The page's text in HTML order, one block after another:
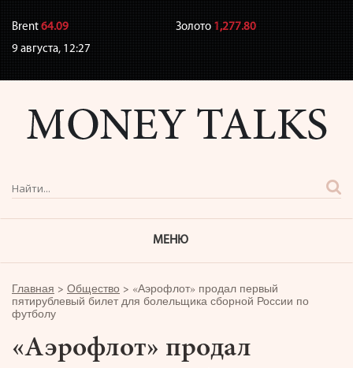
Brent64.09 Золото1,277.80
9 августа,12:27
МЕНЮ
Главная > Общество > «Аэрофлот» продал первый
пятирублевый билет для болельщика сборной России по
футболу
«Аэрофлот» продал